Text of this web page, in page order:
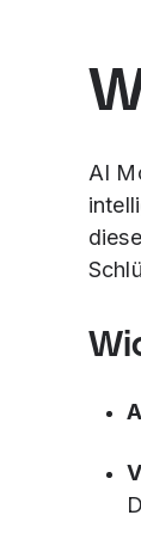
AI